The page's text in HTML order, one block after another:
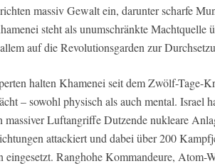
massiv Gewalt ein, darunter scharfe
steht als unumschränkte Machtquelle
auf die Revolutionsgarden zur
halten Khamenei seit dem Zwölf-Tage-
– sowohl physisch als auch mental. Israel
massiver Luftangriffe Dutzende nukleare
attackiert und dabei über 200
eingesetzt. Ranghohe Kommandeure, Atom-